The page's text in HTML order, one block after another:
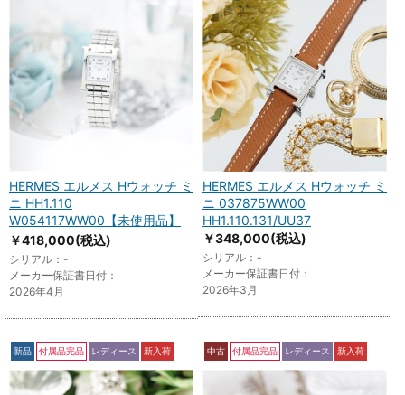
HERMES エルメス Hウォッチ ミ
ニ HH1.110
W054117WW00【未使用品】
￥418,000(税込)
シリアル：-
メーカー保証書日付：
2026年4月
HERMES エルメス Hウォッチ ミ
ニ 037875WW00
HH1.110.131/UU37
￥348,000(税込)
シリアル：-
メーカー保証書日付：
2026年3月
新品 付属品完品 レディース 新入荷 中古 付属品完品 レディース 新入荷